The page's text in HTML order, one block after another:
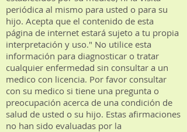
periódica al mismo para usted o para su
hijo. Acepta que el contenido de esta
página de internet estará sujeto a tu propia
interpretación y uso." No utilice esta
información para diagnosticar o tratar
cualquier enfermedad sin consultar a un
medico con licencia. Por favor consultar
con su medico si tiene una pregunta o
preocupación acerca de una condición de
salud de usted o su hijo. Estas afirmaciones
no han sido evaluadas por la